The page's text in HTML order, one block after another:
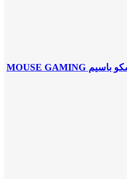
ماوس مخصوص بازی تسکو باسیم MOUSE GAMING